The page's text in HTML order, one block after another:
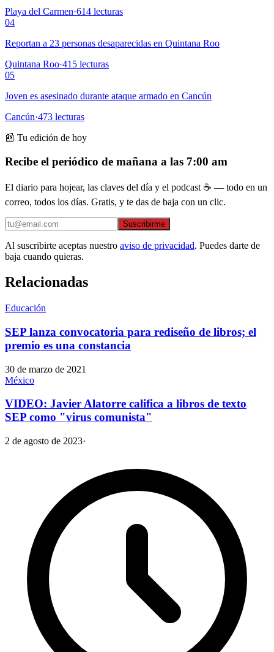
Playa del Carmen·614 lecturas
04
Reportan a 23 personas desaparecidas en Quintana Roo
Quintana Roo·415 lecturas
05
Joven es asesinado durante ataque armado en Cancún
Cancún·473 lecturas
📰 Tu edición de hoy
Recibe el periódico de mañana a las 7:00 am
El diario para hojear, las claves del día y el podcast ☕ — todo en un
correo, todos los días. Gratis, y te das de baja con un clic.
Suscribirme
Al suscribirte aceptas nuestro aviso de privacidad. Puedes darte de
baja cuando quieras.
Relacionadas
Educación
SEP lanza convocatoria para rediseño de libros; el
premio es una constancia
30 de marzo de 2021
México
VIDEO: Javier Alatorre califica a libros de texto
SEP como "virus comunista"
2 de agosto de 2023·